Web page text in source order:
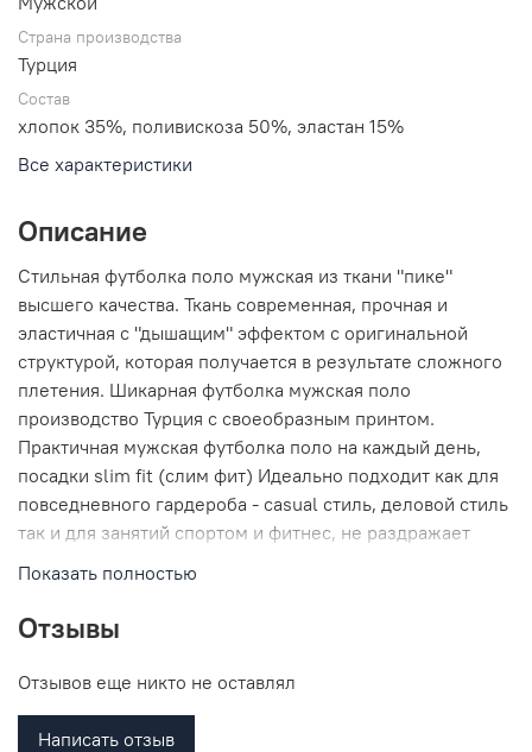
Страна производства
Турция
Состав
хлопок 35%, поливискоза 50%, эластан 15%
Все характеристики
Описание
Стильная футболка поло мужская из ткани "пике"
высшего качества. Ткань современная, прочная и
эластичная с "дышащим" эффектом с оригинальной
структурой, которая получается в результате сложного
плетения. Шикарная футболка мужская поло
производство Турция с своеобразным принтом.
Практичная мужская футболка поло на каждый день,
посадки slim fit (слим фит) Идеально подходит как для
повседневного гардероба - casual стиль, деловой стиль
так и для занятий спортом и фитнес, не раздражает
брюками, а также с шортами.
Показать полностью
Отзывы
Отзывов еще никто не оставлял
Написать отзыв